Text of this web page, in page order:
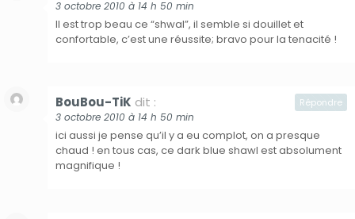
3 octobre 2010 à 14 h 50 min
Il est trop beau ce “shwal”, il semble si douillet et
confortable, c’est une réussite; bravo pour la tenacité !
BouBou-TiK dit :
3 octobre 2010 à 14 h 50 min
ici aussi je pense qu’il y a eu complot, on a presque
chaud ! en tous cas, ce dark blue shawl est absolument
magnifique !
Répondre